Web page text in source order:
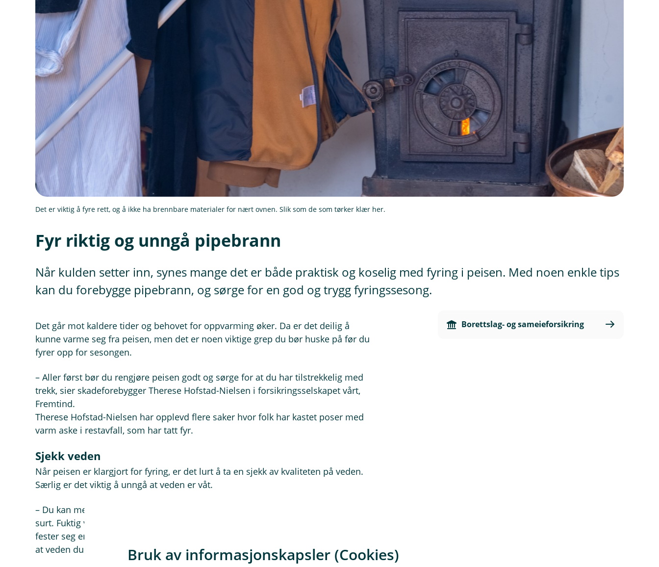
Det er viktig å fyre rett, og å ikke ha brennbare materialer for nært ovnen. Slik som de som tørker klær her.
Fyr riktig og unngå pipebrann
Når kulden setter inn, synes mange det er både praktisk og koselig med fyring i peisen. Med noen enkle tips
kan du forebygge pipebrann, og sørge for en god og trygg fyringssesong.
Det går mot kaldere tider og behovet for oppvarming øker. Da er det deilig å
kunne varme seg fra peisen, men det er noen viktige grep du bør huske på før du
fyrer opp for sesongen.
– Aller først bør du rengjøre peisen godt og sørge for at du har tilstrekkelig med
trekk, sier skadeforebygger Therese Hofstad-Nielsen i forsikringsselskapet vårt,
Fremtind.
Therese Hofstad-Nielsen har opplevd flere saker hvor folk har kastet poser med
varm aske i restavfall, som har tatt fyr.
Sjekk veden
Når peisen er klargjort for fyring, er det lurt å ta en sjekk av kvaliteten på veden.
Særlig er det viktig å unngå at veden er våt.
– Du kan merke at veden er for fuktig hvis det ryker veldig av pipen, og det lukter
surt. Fuktig ved kan også medføre økt risiko for pipebrann, fordi tjære og sot
fester seg enklere i skorsteinen. Et tips er å kjøpe en fuktmåler. Da er du sikker på
at veden du kjøper er tørr, råder Therese.
Borettslag- og sameieforsikring
Bruk av informasjonskapsler (Cookies)